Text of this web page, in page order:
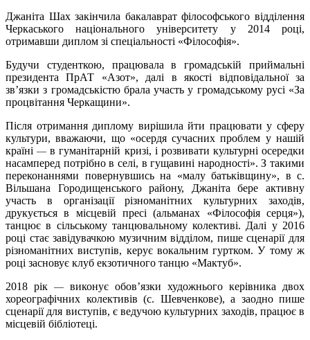
Джаніта Шах закінчила бакалаврат філософського відділення
Черкаського національного університету у 2014 році,
отримавши диплом зі спеціальності «Філософія».
Будучи студенткою, працювала в громадській приймальні
президента ПрАТ «Азот», далі в якості відповідальної за
зв’язки з громадськістю брала участь у громадському русі «За
процвітання Черкащини».
Після отримання диплому вирішила йти працювати у сферу
культури, вважаючи, що «осердя сучасних проблем у нашій
країні— в гуманітарній кризі, і розвивати культурні осередки
насамперед потрібно в селі, в гущавині народності». З такими
переконаннями повернувшись на «малу батьківщину», в с.
Вільшана Городищенського району, Джаніта бере активну
участь в організації різноманітних культурних заходів,
друкується в місцевій пресі (альманах «Філософія серця»),
танцює в сільському танцювальному колективі. Далі у 2016
році стає завідувачкою музичним відділом, пише сценарії для
різноманітних виступів, керує вокальним гуртком. У тому ж
році засновує клуб екзотичного танцю «Мактуб».
2018 рік — виконує обов’язки художнього керівника двох
хореографічних колективів (с. Шевченкове), а заодно пише
сценарії для виступів, є ведучою культурних заходів, працює в
місцевій бібліотеці.